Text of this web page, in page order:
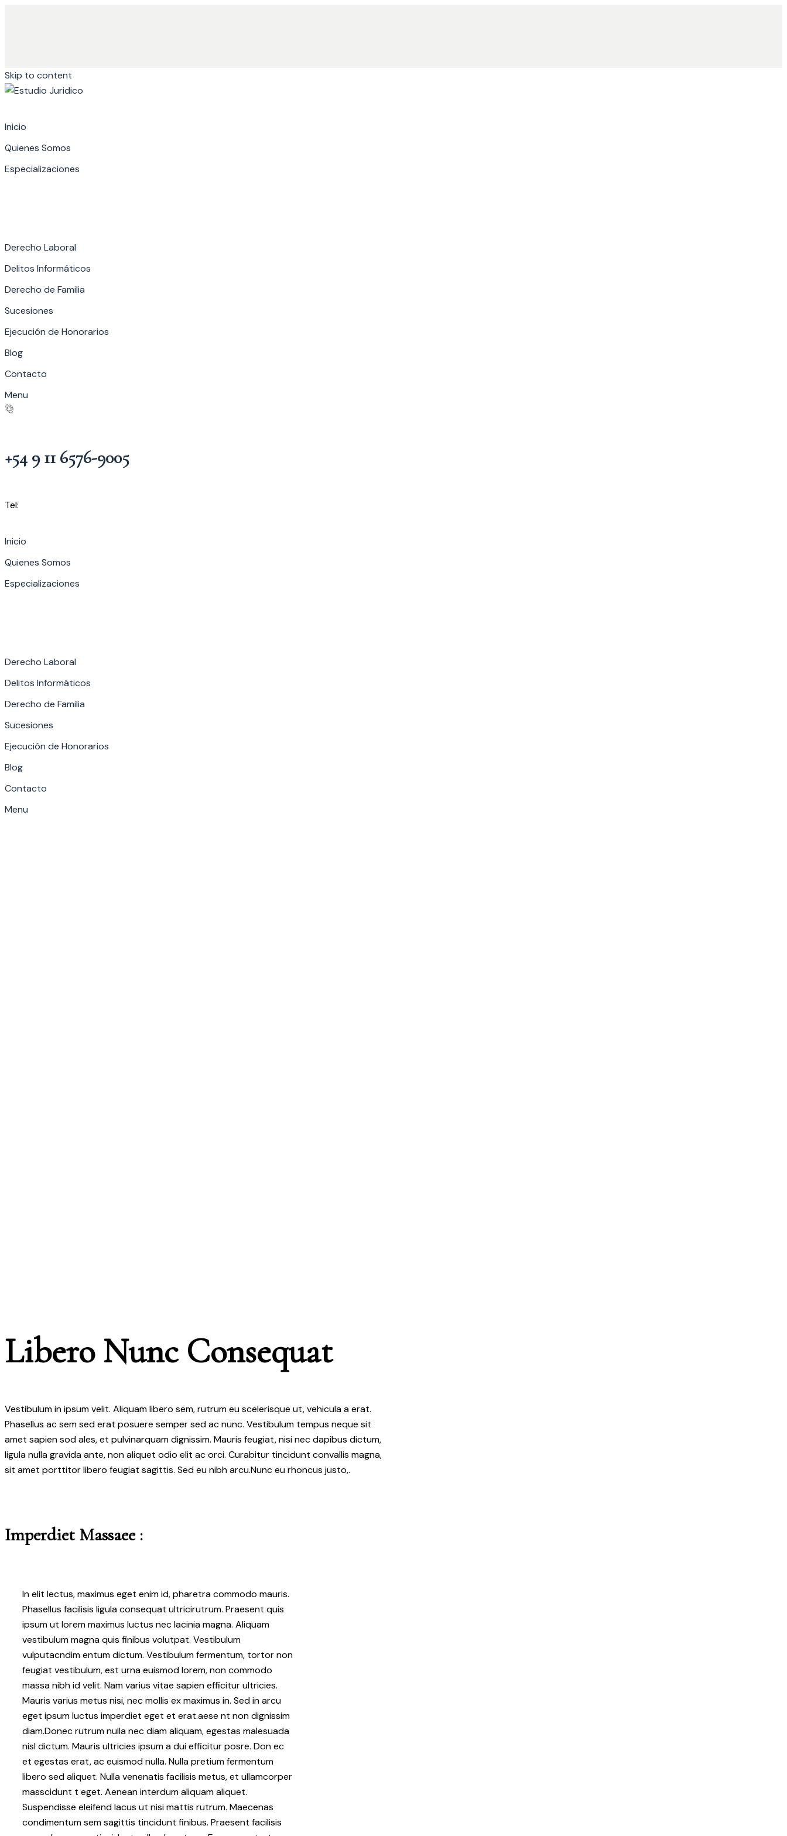
Skip to content
Inicio
Quienes Somos
Especializaciones
Derecho Laboral
Delitos Informáticos
Derecho de Familia
Sucesiones
Ejecución de Honorarios
Blog
Contacto
Menu
+54 9 11 6576-9005
Tel:
Inicio
Quienes Somos
Especializaciones
Derecho Laboral
Delitos Informáticos
Derecho de Familia
Sucesiones
Ejecución de Honorarios
Blog
Contacto
Menu
Libero Nunc Consequat
Vestibulum in ipsum velit. Aliquam libero sem, rutrum eu scelerisque ut, vehicula a erat.
Phasellus ac sem sed erat posuere semper sed ac nunc. Vestibulum tempus neque sit
amet sapien sod ales, et pulvinarquam dignissim. Mauris feugiat, nisi nec dapibus dictum,
ligula nulla gravida ante, non aliquet odio elit ac orci. Curabitur tincidunt convallis magna,
sit amet porttitor libero feugiat sagittis. Sed eu nibh arcu.Nunc eu rhoncus justo,.
Imperdiet Massaee :
In elit lectus, maximus eget enim id, pharetra commodo mauris.
Phasellus facilisis ligula consequat ultricirutrum. Praesent quis
ipsum ut lorem maximus luctus nec lacinia magna. Aliquam
vestibulum magna quis finibus volutpat. Vestibulum
vulputacndim entum dictum. Vestibulum fermentum, tortor non
feugiat vestibulum, est urna euismod lorem, non commodo
massa nibh id velit. Nam varius vitae sapien efficitur ultricies.
Mauris varius metus nisi, nec mollis ex maximus in. Sed in arcu
eget ipsum luctus imperdiet eget et erat.aese nt non dignissim
diam.Donec rutrum nulla nec diam aliquam, egestas malesuada
nisl dictum. Mauris ultricies ipsum a dui efficitur posre. Don ec
et egestas erat, ac euismod nulla. Nulla pretium fermentum
libero sed aliquet. Nulla venenatis facilisis metus, et ullamcorper
masscidunt t eget. Aenean interdum aliquam aliquet.
Suspendisse eleifend lacus ut nisi mattis rutrum. Maecenas
condimentum sem sagittis tincidunt finibus. Praesent facilisis